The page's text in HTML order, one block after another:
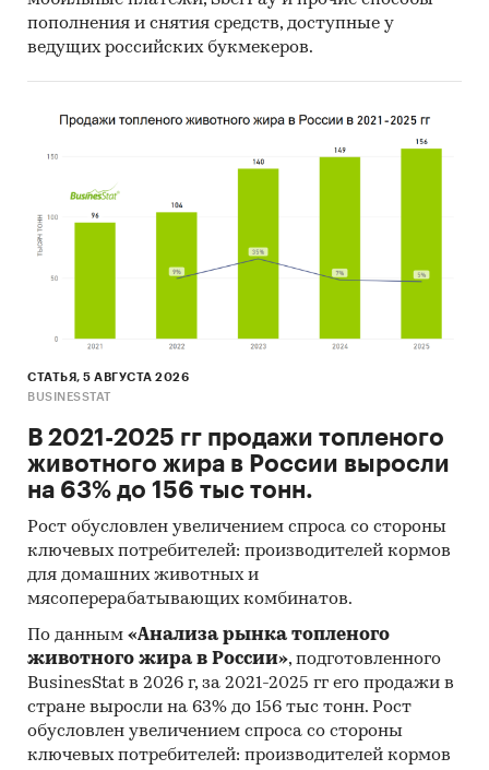
пополнения и снятия средств, доступные у
ведущих российских букмекеров.
СТАТЬЯ, 5 АВГУСТА 2026
BUSINESSTAT
В 2021-2025 гг продажи топленого
животного жира в России выросли
на 63% до 156 тыс тонн.
Рост обусловлен увеличением спроса со стороны
ключевых потребителей: производителей кормов
для домашних животных и
мясоперерабатывающих комбинатов.
По данным «Анализа рынка топленого
животного жира в России», подготовленного
BusinesStat в 2026 г, за 2021-2025 гг его продажи в
стране выросли на 63% до 156 тыс тонн. Рост
обусловлен увеличением спроса со стороны
ключевых потребителей: производителей кормов